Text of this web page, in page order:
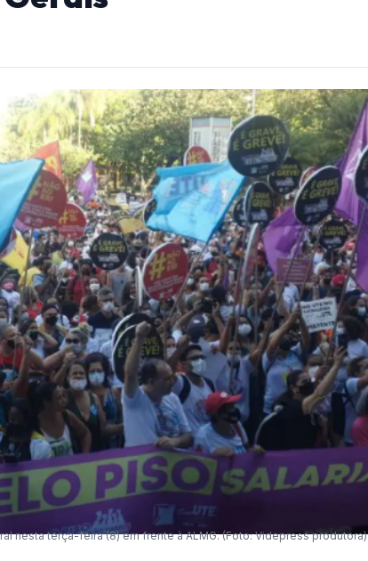
nesta terça-feira (8) em frente à ALMG. (Foto: Videpress produtora)